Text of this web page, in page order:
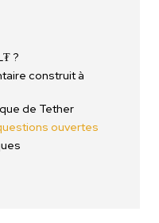
?
construit à
de Tether
ouvertes